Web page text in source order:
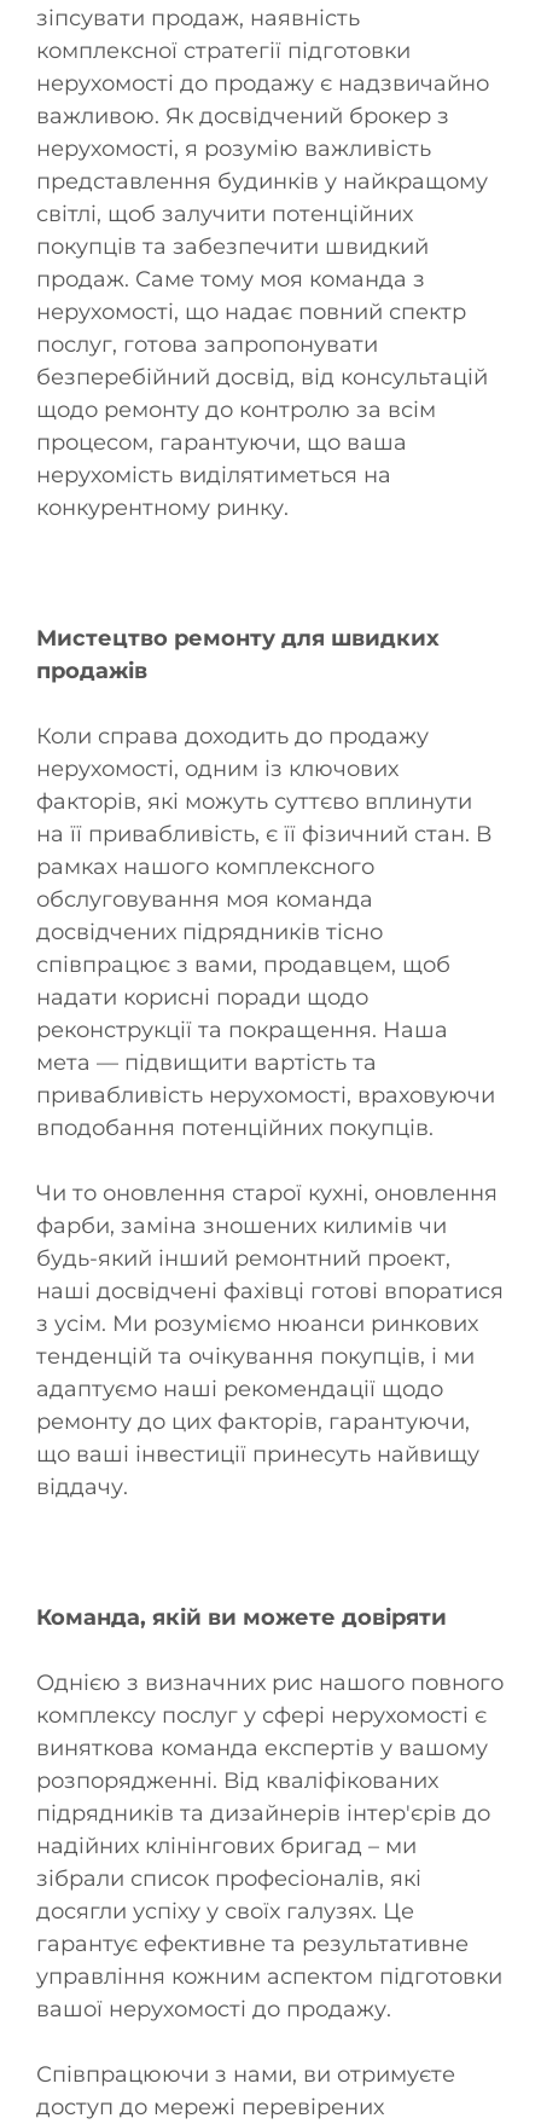
зіпсувати продаж, наявність
комплексної стратегії підготовки
нерухомості до продажу є надзвичайно
важливою. Як досвідчений брокер з
нерухомості, я розумію важливість
представлення будинків у найкращому
світлі, щоб залучити потенційних
покупців та забезпечити швидкий
продаж. Саме тому моя команда з
нерухомості, що надає повний спектр
послуг, готова запропонувати
безперебійний досвід, від консультацій
щодо ремонту до контролю за всім
процесом, гарантуючи, що ваша
нерухомість виділятиметься на
конкурентному ринку.
Мистецтво ремонту для швидких
продажів
Коли справа доходить до продажу
нерухомості, одним із ключових
факторів, які можуть суттєво вплинути
на її привабливість, є її фізичний стан. В
рамках нашого комплексного
обслуговування моя команда
досвідчених підрядників тісно
співпрацює з вами, продавцем, щоб
надати корисні поради щодо
реконструкції та покращення. Наша
мета — підвищити вартість та
привабливість нерухомості, враховуючи
вподобання потенційних покупців.
Чи то оновлення старої кухні, оновлення
фарби, заміна зношених килимів чи
будь-який інший ремонтний проект,
наші досвідчені фахівці готові впоратися
з усім. Ми розуміємо нюанси ринкових
тенденцій та очікування покупців, і ми
адаптуємо наші рекомендації щодо
ремонту до цих факторів, гарантуючи,
що ваші інвестиції принесуть найвищу
віддачу.
Команда, якій ви можете довіряти
Однією з визначних рис нашого повного
комплексу послуг у сфері нерухомості є
виняткова команда експертів у вашому
розпорядженні. Від кваліфікованих
підрядників та дизайнерів інтер'єрів до
надійних клінінгових бригад – ми
зібрали список професіоналів, які
досягли успіху у своїх галузях. Це
гарантує ефективне та результативне
управління кожним аспектом підготовки
вашої нерухомості до продажу.
Співпрацюючи з нами, ви отримуєте
доступ до мережі перевірених